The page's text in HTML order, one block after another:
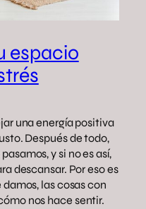
espacio
una energía positiva
Después de todo,
y si no es así,
descansar. Por eso es
las cosas con
nos hace sentir.